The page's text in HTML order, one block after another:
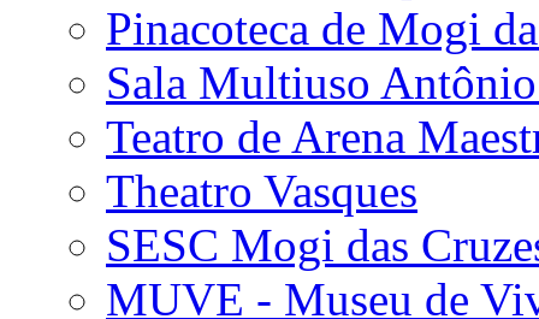
Pinacoteca de Mogi
Sala Multiuso
Teatro de Arena
Theatro Vasques
SESC Mogi das
MUVE - Museu de